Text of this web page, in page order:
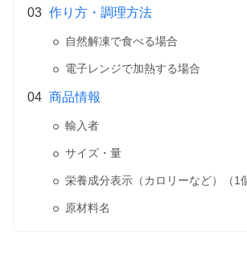
作り方・調理方法
自然解凍で食べる場合
電子レンジで加熱する場合
商品情報
輸入者
サイズ・量
栄養成分表示（カロリーなど）（1
原材料名